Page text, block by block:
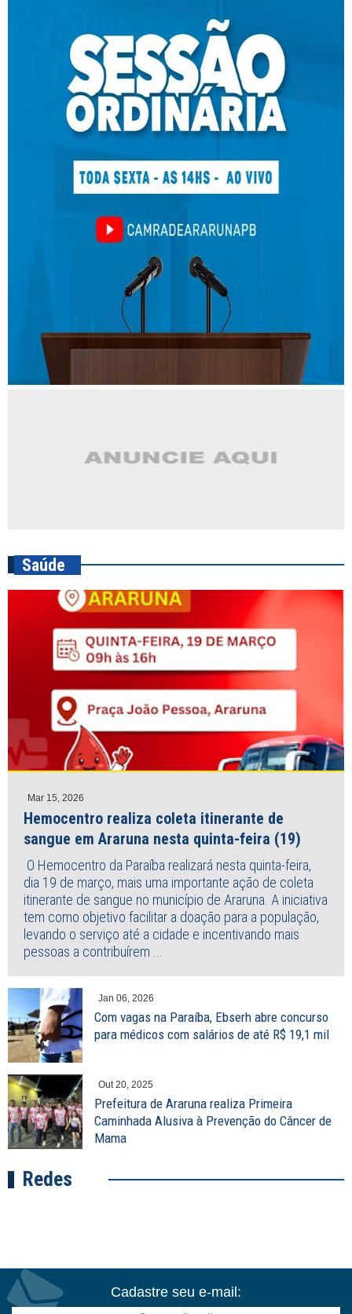
Saúde
Mar 15, 2026
Hemocentro realiza coleta itinerante de
sangue em Araruna nesta quinta-feira (19)
O Hemocentro da Paraíba realizará nesta quinta-feira,
dia 19 de março, mais uma importante ação de coleta
itinerante de sangue no município de Araruna. A iniciativa
tem como objetivo facilitar a doação para a população,
levando o serviço até a cidade e incentivando mais
pessoas a contribuírem ...
Jan 06, 2026
Com vagas na Paraíba, Ebserh abre concurso
para médicos com salários de até R$ 19,1 mil
Out 20, 2025
Prefeitura de Araruna realiza Primeira
Caminhada Alusiva à Prevenção do Câncer de
Mama
Redes
Cadastre seu e-mail: